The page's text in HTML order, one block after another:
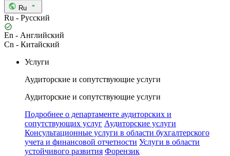
Ru
Ru - Русский
En - Английский
Cn - Китайский
Услуги
Аудиторские и сопутствующие услуги
Аудиторские и сопутствующие услуги
Подробнее о департаменте аудиторских и
сопутствующих услуг Аудиторские услуги
Консультационные услуги в области бухгалтерского
учета и финансовой отчетности Услуги в области
устойчивого развития Форензик